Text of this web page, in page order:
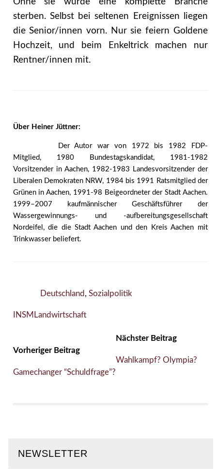
Ohne sie würde eine komplette Branche
sterben. Selbst bei seltenen Ereignissen liegen
die Senior/innen vorn. Nur sie feiern Goldene
Hochzeit, und beim Enkeltrick machen nur
Rentner/innen mit.
Über Heiner Jüttner:
Der Autor war von 1972 bis 1982 FDP-
Mitglied, 1980 Bundestagskandidat, 1981-1982
Vorsitzender in Aachen, 1982-1983 Landesvorsitzender der
Liberalen Demokraten NRW, 1984 bis 1991 Ratsmitglied der
Grünen in Aachen, 1991-98 Beigeordneter der Stadt Aachen.
1999–2007 kaufmännischer Geschäftsführer der
Wassergewinnungs- und -aufbereitungsgesellschaft
Nordeifel, die die Stadt Aachen und den Kreis Aachen mit
Trinkwasser beliefert.
Deutschland , Sozialpolitik
INSM Landwirtschaft
Vorheriger Beitrag
Gamechanger “Schuldfrage”?
Nächster Beitrag
Wahlkampf? Olympia?
NEWSLETTER